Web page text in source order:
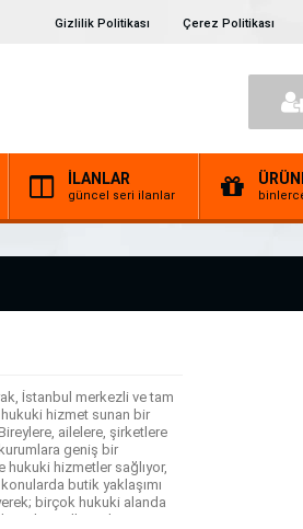
Gizlilik Politikası Çerez Politikası
İLANLAR
güncel seri ilanlar
İstanbul merkezli ve tam
hukuki hizmet sunan bir
ailelere, şirketlere
geniş bir
hukuki hizmetler sağlıyor,
butik yaklaşımı
birçok hukuki alanda
kişiselleştirilmiş ve